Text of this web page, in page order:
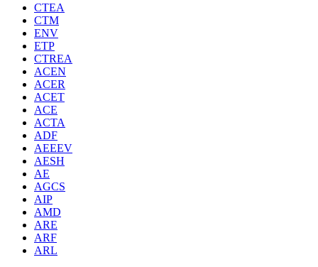
CTEA
CTM
ENV
ETP
CTREA
ACEN
ACER
ACET
ACE
ACTA
ADF
AEEEV
AESH
AE
AGCS
AIP
AMD
ARE
ARF
ARL